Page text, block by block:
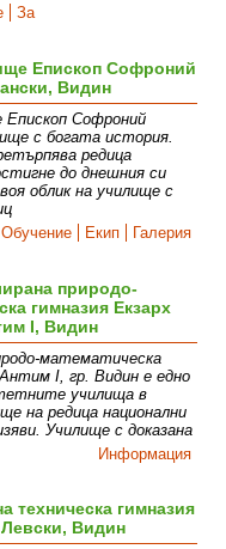
За
Епископ Софроний
Видин
Епископ Софроний
с богата история.
редица
до днешния си
облик на училище с
Обучение Екип Галерия
природо-
гимназия Екзарх
I, Видин
математическа
I, гр. Видин е едно
училища в
на редица национални
Училище с доказана
Информация
техническа гимназия
Видин